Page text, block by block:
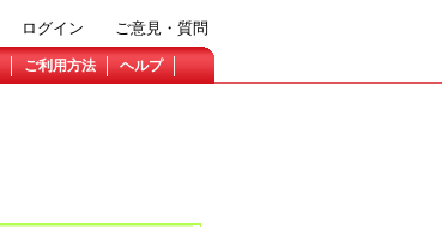
ご意見・質問
ログイン
ご利用方法 ヘルプ